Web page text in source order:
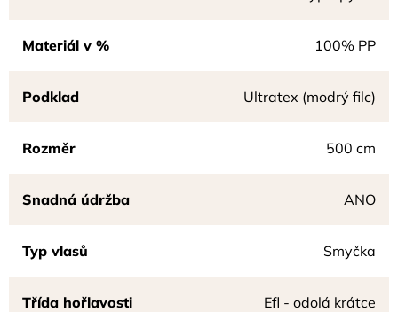
Materiál v % 100% PP
Podklad Ultratex (modrý filc)
Rozměr 500 cm
Snadná údržba ANO
Typ vlasů Smyčka
Třída hořlavosti Efl - odolá krátce